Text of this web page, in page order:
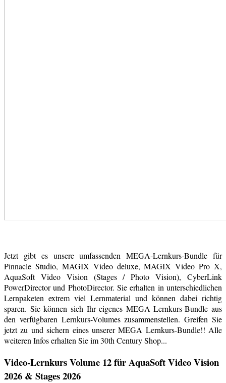
Jetzt gibt es unsere umfassenden MEGA-Lernkurs-Bundle für
Pinnacle Studio, MAGIX Video deluxe, MAGIX Video Pro X,
AquaSoft Video Vision (Stages / Photo Vision), CyberLink
PowerDirector und PhotoDirector. Sie erhalten in unterschiedlichen
Lernpaketen extrem viel Lernmaterial und können dabei richtig
sparen. Sie können sich Ihr eigenes MEGA Lernkurs-Bundle aus
den verfügbaren Lernkurs-Volumes zusammenstellen. Greifen Sie
jetzt zu und sichern eines unserer MEGA Lernkurs-Bundle!! Alle
weiteren Infos erhalten Sie im 30th Century Shop...
Video-Lernkurs Volume 12 für AquaSoft Video Vision
2026 & Stages 2026